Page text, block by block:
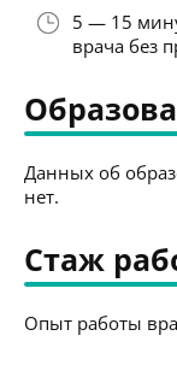
5 — 15
врача без
Данных об
нет.
Стаж
Опыт работы